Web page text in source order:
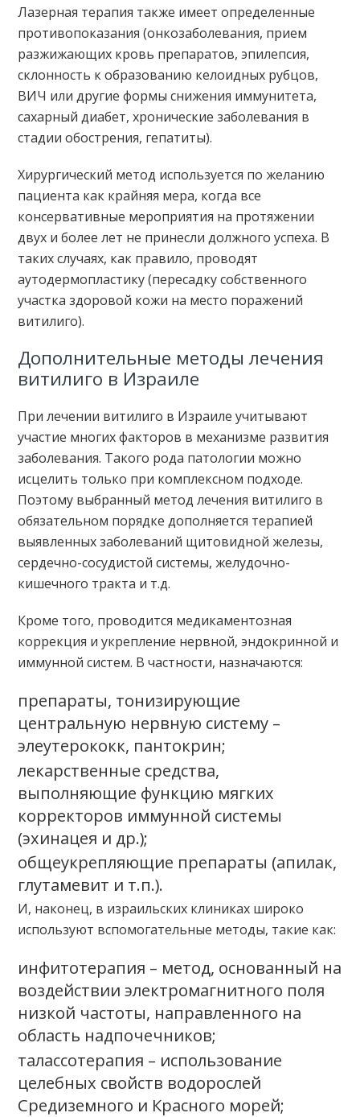
Лазерная терапия также имеет определенные
противопоказания (онкозаболевания, прием
разжижающих кровь препаратов, эпилепсия,
склонность к образованию келоидных рубцов,
ВИЧ или другие формы снижения иммунитета,
сахарный диабет, хронические заболевания в
стадии обострения, гепатиты).
Хирургический метод используется по желанию
пациента как крайняя мера, когда все
консервативные мероприятия на протяжении
двух и более лет не принесли должного успеха. В
таких случаях, как правило, проводят
аутодермопластику (пересадку собственного
участка здоровой кожи на место поражений
витилиго).
Дополнительные методы лечения
витилиго в Израиле
При лечении витилиго в Израиле учитывают
участие многих факторов в механизме развития
заболевания. Такого рода патологии можно
исцелить только при комплексном подходе.
Поэтому выбранный метод лечения витилиго в
обязательном порядке дополняется терапией
выявленных заболеваний щитовидной железы,
сердечно-сосудистой системы, желудочно-
кишечного тракта и т.д.
Кроме того, проводится медикаментозная
коррекция и укрепление нервной, эндокринной и
иммунной систем. В частности, назначаются:
препараты, тонизирующие
центральную нервную систему –
элеутерококк, пантокрин;
лекарственные средства,
выполняющие функцию мягких
корректоров иммунной системы
(эхинацея и др.);
общеукрепляющие препараты (апилак,
глутамевит и т.п.).
И, наконец, в израильских клиниках широко
используют вспомогательные методы, такие как:
инфитотерапия – метод, основанный на
воздействии электромагнитного поля
низкой частоты, направленного на
область надпочечников;
талассотерапия – использование
целебных свойств водорослей
Средиземного и Красного морей;